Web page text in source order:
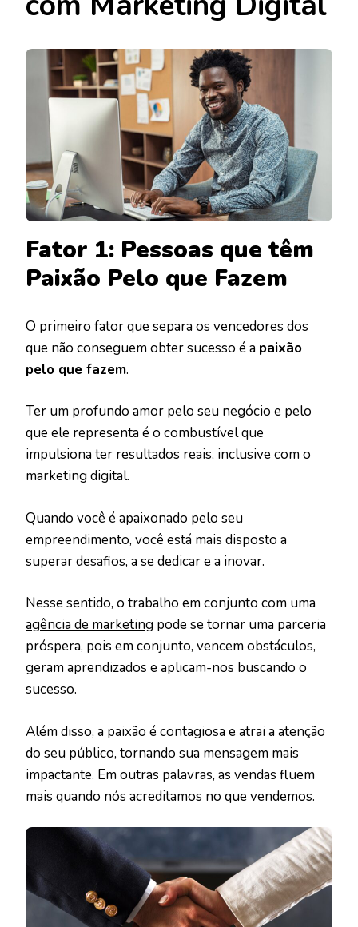
Fator 1: Pessoas que têm
Paixão Pelo que Fazem
O primeiro fator que separa os vencedores dos
que não conseguem obter sucesso é a paixão
pelo que fazem.
Ter um profundo amor pelo seu negócio e pelo
que ele representa é o combustível que
impulsiona ter resultados reais, inclusive com o
marketing digital.
Quando você é apaixonado pelo seu
empreendimento, você está mais disposto a
superar desafios, a se dedicar e a inovar.
Nesse sentido, o trabalho em conjunto com uma
agência de marketing pode se tornar uma parceria
próspera, pois em conjunto, vencem obstáculos,
geram aprendizados e aplicam-nos buscando o
sucesso.
Além disso, a paixão é contagiosa e atrai a atenção
do seu público, tornando sua mensagem mais
impactante. Em outras palavras, as vendas fluem
mais quando nós acreditamos no que vendemos.